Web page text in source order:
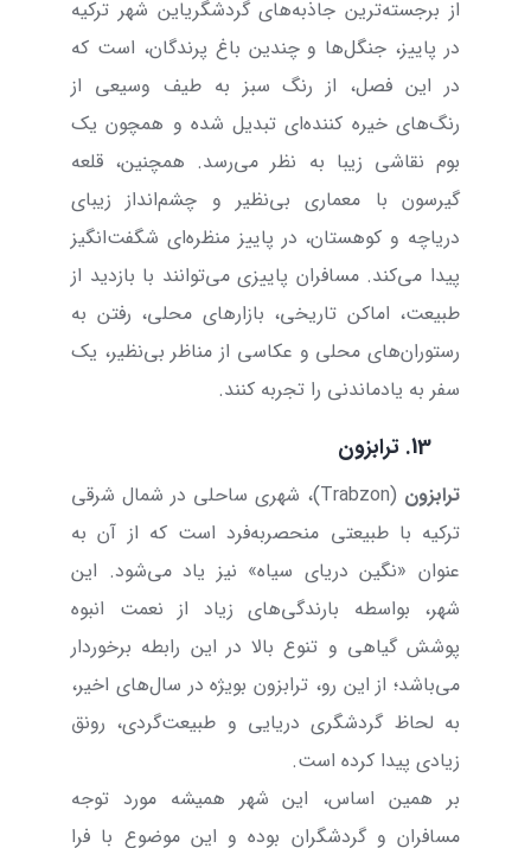
از برجسته‌ترین جاذبه‌های گردشگریاین شهر ترکیه
در پاییز، جنگل‌ها و چندین باغ پرندگان، است که
در این فصل، از رنگ سبز به طیف وسیعی از
رنگ‌های خیره کننده‌ای تبدیل شده و همچون یک
بوم نقاشی زیبا به نظر می‌رسد. همچنین، قلعه
گیرسون با معماری بی‌نظیر و چشم‌انداز زیبای
دریاچه و کوهستان، در پاییز منظره‌ای شگفت‌انگیز
پیدا می‌کند. مسافران پاییزی می‌توانند با بازدید از
طبیعت، اماکن تاریخی، بازار‌های محلی، رفتن به
رستوران‌های محلی و عکاسی از مناظر بی‌نظیر، یک
سفر به یادماندنی را تجربه کنند.
13. ترابزون
ترابزون (
Trabzon)، شهری ساحلی در شمال شرقی
ترکیه با طبیعتی منحصر‌به‌فرد است که از آن به
عنوان «نگین دریای سیاه» نیز یاد می‌شود. این
شهر، بواسطه بارندگی‌های زیاد از نعمت انبوه
پوشش گیاهی و تنوع بالا در این رابطه برخوردار
می‌باشد؛ از این رو، ترابزون بویژه در سال‌های اخیر،
به لحاظ گردشگری دریایی و طبیعت‌گردی، رونق
زیادی پیدا کرده است.
بر همین اساس، این شهر همیشه مورد توجه
مسافران و گردشگران بوده و این موضوع با فرا